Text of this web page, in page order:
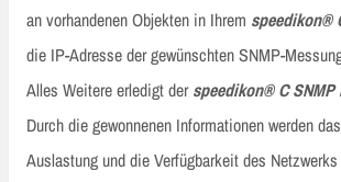
an vorhandenen Objekten in Ihrem speedikon®
die IP-Adresse der gewünschten SNMP-
Alles Weitere erledigt derspeedikon® C
Durch die gewonnenen Informationen werden
Auslastung und die Verfügbarkeit des